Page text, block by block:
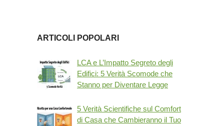
ARTICOLI POPOLARI
LCA e L’Impatto Segreto degli
Edifici: 5 Verità Scomode che
Stanno per Diventare Legge
5 Verità Scientifiche sul Comfort
di Casa che Cambieranno il Tuo